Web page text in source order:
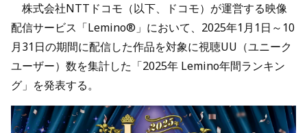
株式会社NTTドコモ（以下、ドコモ）が運営する映像
配信サービス「Lemino®」において、2025年1月1日～10
月31日の期間に配信した作品を対象に視聴UU（ユニーク
ユーザー）数を集計した「2025年 Lemino年間ランキン
グ」を発表する。